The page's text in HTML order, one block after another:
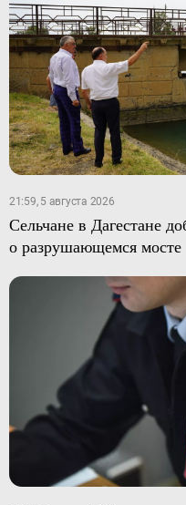
21:59, 5 августа 2026
Сельчане в Дагестане
о разрушающемся мосте